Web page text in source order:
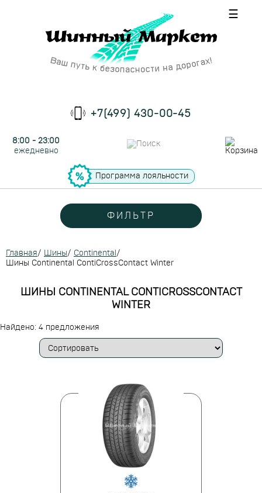
☰
+7(499) 430-00-45
8:00 - 23:00
ежедневно
Программа лояльности
ФИЛЬТР
Главная/ Шины/ Continental /
Шины Continental ContiCrossContact Winter
ШИНЫ CONTINENTAL CONTICROSSCONTACT
WINTER
Найдено: 4 предложения